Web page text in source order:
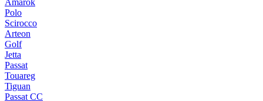
Amarok
Polo
Scirocco
Arteon
Golf
Jetta
Passat
Touareg
Tiguan
Passat CC